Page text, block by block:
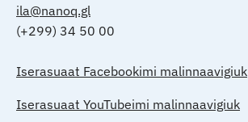
ila@nanoq.gl
(+299) 34 50 00
Iserasuaat Facebookimi malinnaavigiuk
Iserasuaat YouTubeimi malinnaavigiuk